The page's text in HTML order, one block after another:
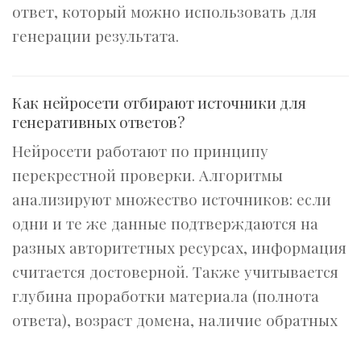
ответ, который можно использовать для
генерации результата.
Как нейросети отбирают источники для
генеративных ответов?
Нейросети работают по принципу
перекрестной проверки. Алгоритмы
анализируют множество источников: если
одни и те же данные подтверждаются на
разных авторитетных ресурсах, информация
считается достоверной. Также учитывается
глубина проработки материала (полнота
ответа), возраст домена, наличие обратных